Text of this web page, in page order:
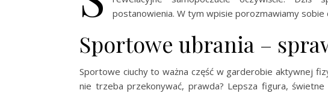
postanowienia. W tym wpisie porozmawiamy sobie
Sportowe ubrania –
Sportowe ciuchy to ważna część w garderobie aktywnej
nie trzeba przekonywać, prawda? Lepsza figura,